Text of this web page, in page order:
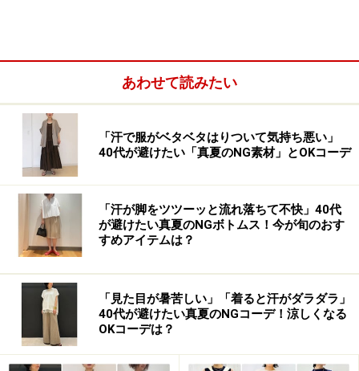
軽くてぱっと羽織れるショート丈のマウンテンパーカ。
ライトアウターとして人気のあるアイテムですが、撥水
加工されているものなら雨の日にも着られてとっても便
利です。
写真のようなベージュ系の色合いなら「レインコート
感」も強すぎないので重たく見えにくく、フェミニンな
シーズン使えるアイテムなので、コスパの面でもおすす
めです。
あわせて読みたい
「汗で服がベタベタはりついて気持ち悪い」
40代が避けたい「真夏のNG素材」とOKコーデ
「汗が脚をツツーッと流れ落ちて不快」40代
が避けたい真夏のNGボトムス！今が旬のおす
すめアイテムは？
「見た目が暑苦しい」「着ると汗がダラダラ」
40代が避けたい真夏のNGコーデ！涼しくなる
OKコーデは？